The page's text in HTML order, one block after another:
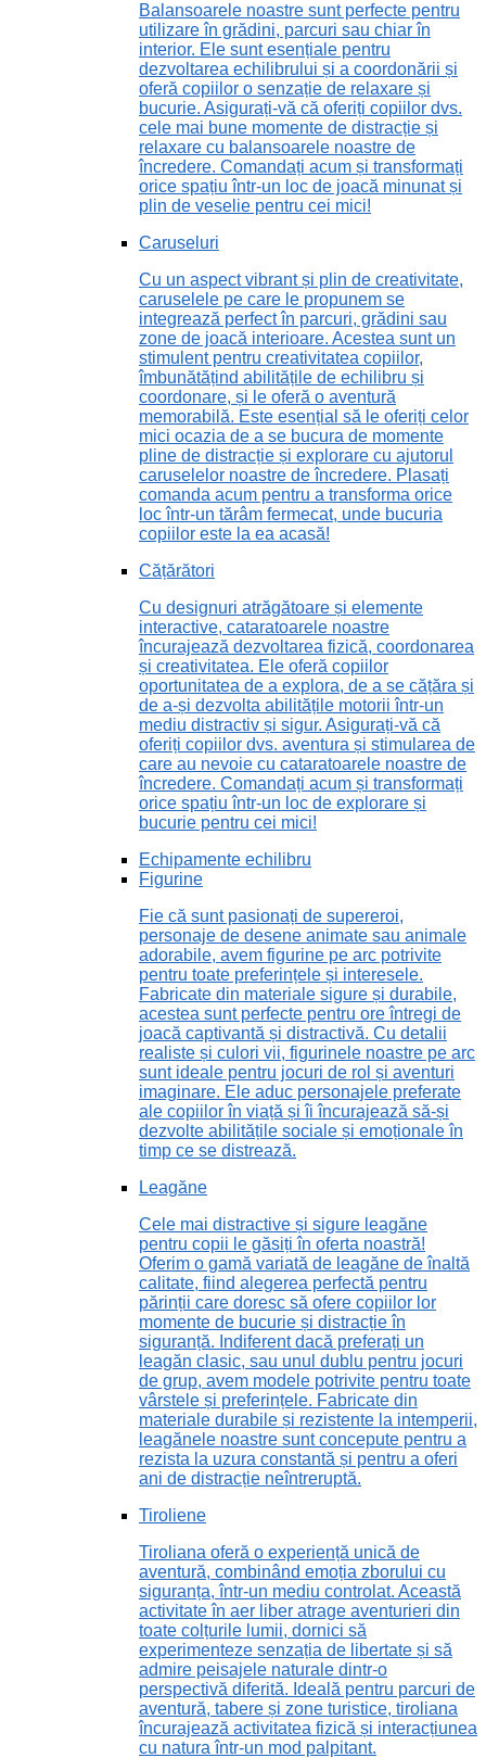
Balansoarele noastre sunt perfecte pentru
utilizare în grădini, parcuri sau chiar în
interior. Ele sunt esențiale pentru
dezvoltarea echilibrului și a coordonării și
oferă copiilor o senzație de relaxare și
bucurie. Asigurați-vă că oferiți copiilor dvs.
cele mai bune momente de distracție și
relaxare cu balansoarele noastre de
încredere. Comandați acum și transformați
orice spațiu într-un loc de joacă minunat și
plin de veselie pentru cei mici!
Caruseluri
Cu un aspect vibrant și plin de creativitate,
caruselele pe care le propunem se
integrează perfect în parcuri, grădini sau
zone de joacă interioare. Acestea sunt un
stimulent pentru creativitatea copiilor,
îmbunătățind abilitățile de echilibru și
coordonare, și le oferă o aventură
memorabilă. Este esențial să le oferiți celor
mici ocazia de a se bucura de momente
pline de distracție și explorare cu ajutorul
caruselelor noastre de încredere. Plasați
comanda acum pentru a transforma orice
loc într-un tărâm fermecat, unde bucuria
copiilor este la ea acasă!
Cățărători
Cu designuri atrăgătoare și elemente
interactive, cataratoarele noastre
încurajează dezvoltarea fizică, coordonarea
și creativitatea. Ele oferă copiilor
oportunitatea de a explora, de a se cățăra și
de a-și dezvolta abilitățile motorii într-un
mediu distractiv și sigur. Asigurați-vă că
oferiți copiilor dvs. aventura și stimularea de
care au nevoie cu cataratoarele noastre de
încredere. Comandați acum și transformați
orice spațiu într-un loc de explorare și
bucurie pentru cei mici!
Echipamente echilibru
Figurine
Fie că sunt pasionați de supereroi,
personaje de desene animate sau animale
adorabile, avem figurine pe arc potrivite
pentru toate preferințele și interesele.
Fabricate din materiale sigure și durabile,
acestea sunt perfecte pentru ore întregi de
joacă captivantă și distractivă. Cu detalii
realiste și culori vii, figurinele noastre pe arc
sunt ideale pentru jocuri de rol și aventuri
imaginare. Ele aduc personajele preferate
ale copiilor în viață și îi încurajează să-și
dezvolte abilitățile sociale și emoționale în
timp ce se distrează.
Leagăne
Cele mai distractive și sigure leagăne
pentru copii le găsiți în oferta noastră!
Oferim o gamă variată de leagăne de înaltă
calitate, fiind alegerea perfectă pentru
părinții care doresc să ofere copiilor lor
momente de bucurie și distracție în
siguranță. Indiferent dacă preferați un
leagăn clasic, sau unul dublu pentru jocuri
de grup, avem modele potrivite pentru toate
vârstele și preferințele. Fabricate din
materiale durabile și rezistente la intemperii,
leagănele noastre sunt concepute pentru a
rezista la uzura constantă și pentru a oferi
ani de distracție neîntreruptă.
Tiroliene
Tiroliana oferă o experiență unică de
aventură, combinând emoția zborului cu
siguranța, într-un mediu controlat. Această
activitate în aer liber atrage aventurieri din
toate colțurile lumii, dornici să
experimenteze senzația de libertate și să
admire peisajele naturale dintr-o
perspectivă diferită. Ideală pentru parcuri de
aventură, tabere și zone turistice, tiroliana
încurajează activitatea fizică și interacțiunea
cu natura într-un mod palpitant.